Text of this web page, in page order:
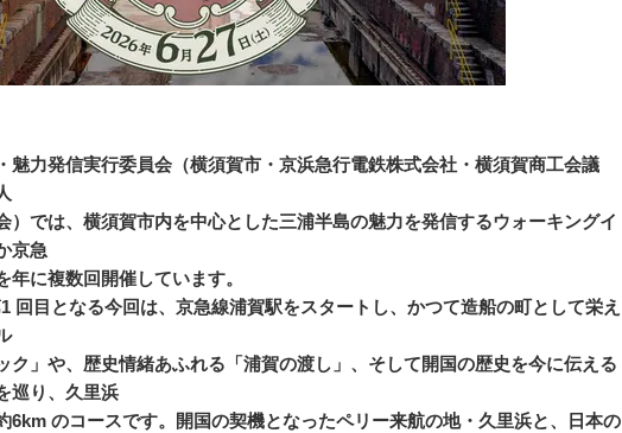
魅力発信実行委員会（横須賀市・京浜急行電鉄株式会社・横須賀商工会議
）では、横須賀市内を中心とした三浦半島の魅力を発信するウォーキングイ
京急
年に複数回開催しています。
回目となる今回は、京急線浦賀駅をスタートし、かつて造船の町として栄え
ク」や、歴史情緒あふれる「浦賀の渡し」、そして開国の歴史を今に伝える
巡り、久里浜
6km のコースです。開国の契機となったペリー来航の地・久里浜と、日本の